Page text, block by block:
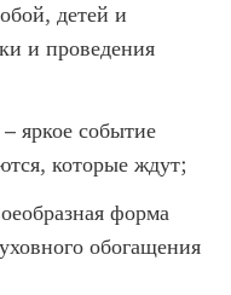
детей и
и проведения
яркое событие
которые ждут;
форма
обогащения